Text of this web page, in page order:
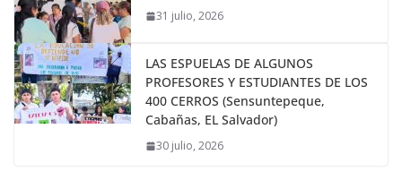
31 julio, 2026
LAS ESPUELAS DE ALGUNOS
PROFESORES Y ESTUDIANTES DE LOS
400 CERROS (Sensuntepeque,
Cabañas, EL Salvador)
30 julio, 2026